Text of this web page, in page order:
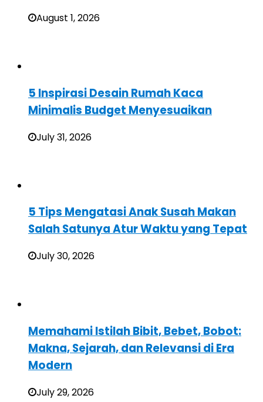
August 1, 2026
5 Inspirasi Desain Rumah Kaca
Minimalis Budget Menyesuaikan
July 31, 2026
5 Tips Mengatasi Anak Susah Makan
Salah Satunya Atur Waktu yang Tepat
July 30, 2026
Memahami Istilah Bibit, Bebet, Bobot:
Makna, Sejarah, dan Relevansi di Era
Modern
July 29, 2026